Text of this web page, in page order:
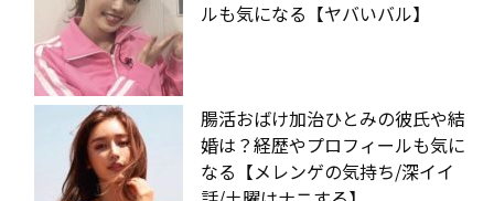
ルも気になる【ヤバいバル】
腸活おばけ加治ひとみの彼氏や結
婚は？経歴やプロフィールも気に
なる【メレンゲの気持ち/深イイ